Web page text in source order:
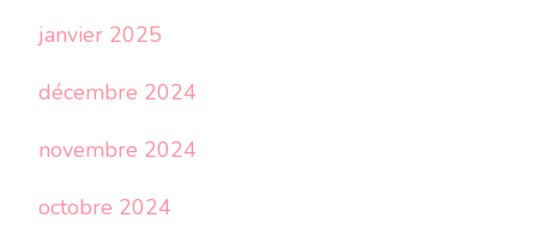
janvier 2025
décembre 2024
novembre 2024
octobre 2024